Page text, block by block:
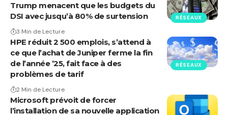
RÉSEAUX
Trump menacent que les budgets du
DSI avec jusqu’à 80% de surtension
3 Min de Lecture
RÉSEAUX
HPE réduit 2 500 emplois, s’attend à
ce que l’achat de Juniper ferme la fin
de l’année ’25, fait face à des
problèmes de tarif
2 Min de Lecture
Microsoft prévoit de forcer
l’installation de sa nouvelle application